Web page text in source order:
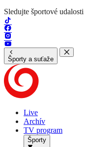
Sledujte športové udalosti
Športy a suťaže
Live
Archív
TV program
Športy